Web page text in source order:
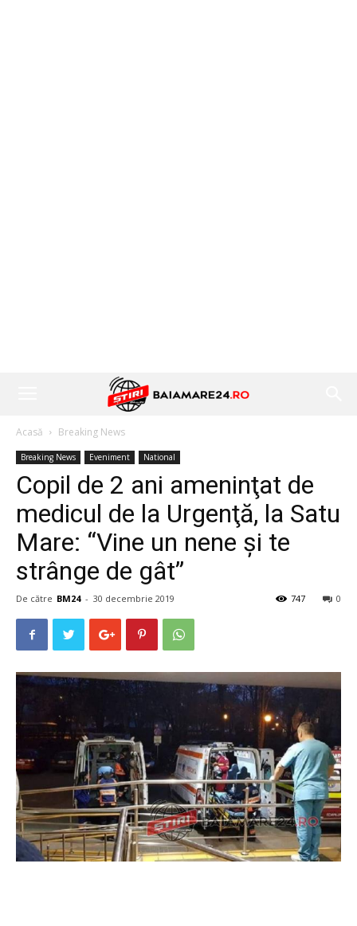
Acasă Breaking News
Breaking News Eveniment National
Copil de 2 ani ameninţat de
medicul de la Urgenţă, la Satu
Mare: “Vine un nene şi te
strânge de gât”
De către BM24 - 30 decembrie 2019 0
747